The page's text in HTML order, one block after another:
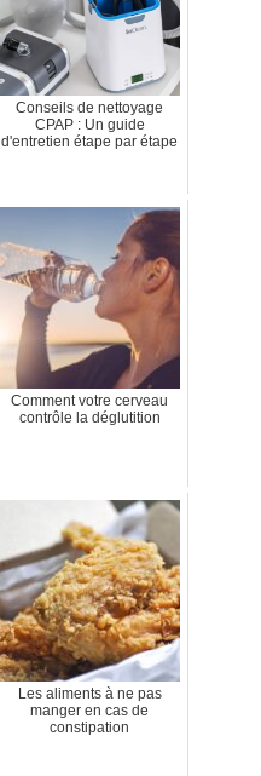
Conseils de nettoyage
CPAP : Un guide
d'entretien étape par étape
Comment votre cerveau
contrôle la déglutition
Les aliments à ne pas
manger en cas de
constipation